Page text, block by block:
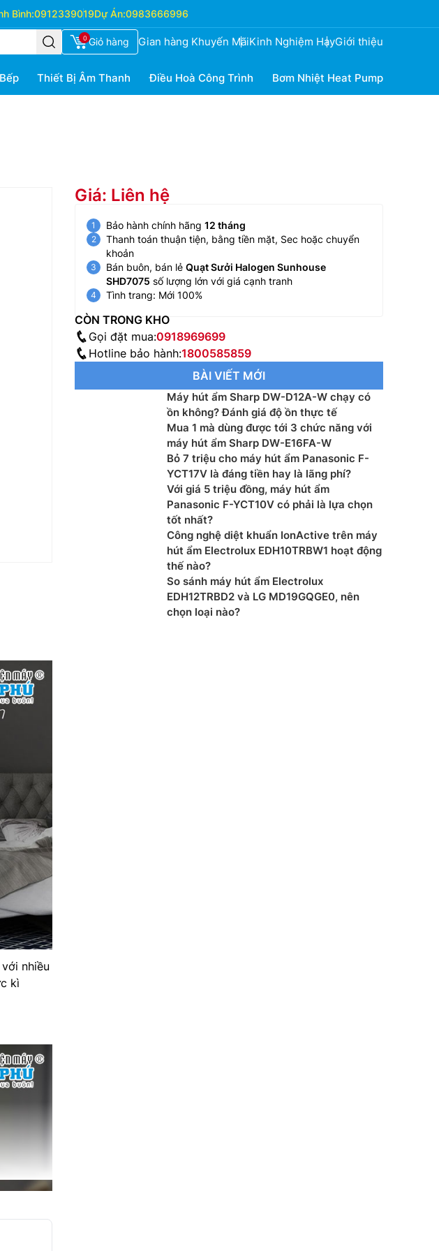
Bình:0912339019Dự Án:0983666996
0 Giỏ hàng Gian hàng Khuyến MãiKinh Nghiệm HayGiới thiệu
Thiết Bị Âm Thanh Điều Hoà Công Trình Bơm Nhiệt Heat Pump
nhiều
kì
Giá: Liên hệ
Bảo hành chính hãng 12 tháng
Thanh toán thuận tiện, bằng tiền mặt, Sec hoặc chuyển
khoản
Bán buôn, bán lẻ Quạt Sưởi Halogen Sunhouse
SHD7075 số lượng lớn với giá cạnh tranh
Tình trang: Mới 100%
CÒN TRONG KHO
Gọi đặt mua:0918969699
Hotline bảo hành:1800585859
BÀI VIẾT MỚI
Máy hút ẩm Sharp DW-D12A-W chạy có
ồn không? Đánh giá độ ồn thực tế
Mua 1 mà dùng được tới 3 chức năng với
máy hút ẩm Sharp DW-E16FA-W
Bỏ 7 triệu cho máy hút ẩm Panasonic F-
YCT17V là đáng tiền hay là lãng phí?
Với giá 5 triệu đồng, máy hút ẩm
Panasonic F-YCT10V có phải là lựa chọn
tốt nhất?
Công nghệ diệt khuẩn IonActive trên máy
hút ẩm Electrolux EDH10TRBW1 hoạt động
thế nào?
So sánh máy hút ẩm Electrolux
EDH12TRBD2 và LG MD19GQGE0, nên
chọn loại nào?